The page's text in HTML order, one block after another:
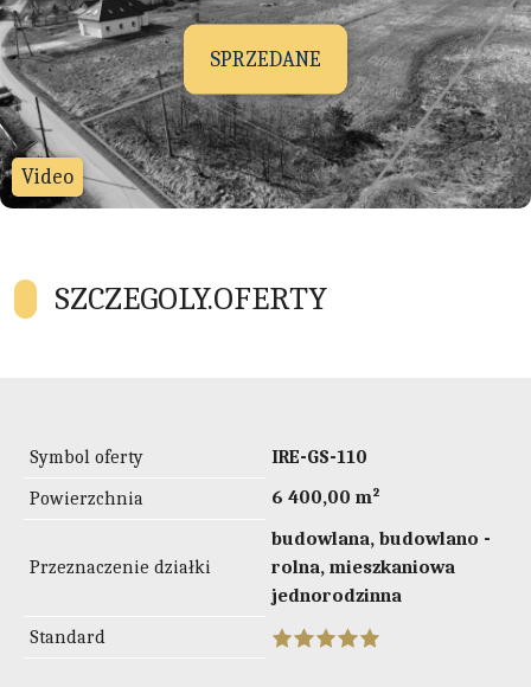
Video
SPRZEDANE
SZCZEGOLY.OFERTY
Symbol oferty
IRE-GS-110
Powierzchnia
6 400,00 m²
Przeznaczenie działki
budowlana, budowlano -
rolna, mieszkaniowa
jednorodzinna
Standard